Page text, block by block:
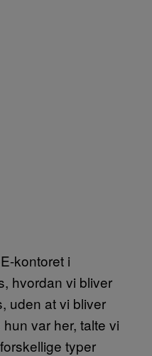
kontoret i
hvordan vi bliver
uden at vi bliver
var her, talte vi
typer